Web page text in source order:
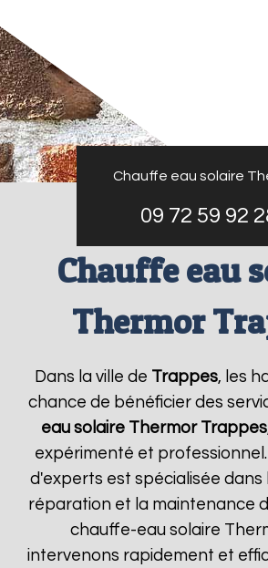
Chauffe eau solaire
09 72 59 92
Chauffe eau
Thermor
Dans la ville de Trappes, les
chance de bénéficier des
eau solaire Thermor Trappes
expérimenté et
d'experts est spécialisée dans
réparation et la maintenance
chauffe-eau solaire
intervenons rapidement et